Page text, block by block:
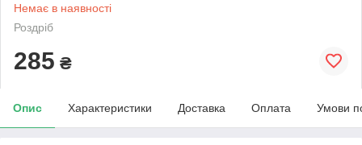
Немає в наявності
Роздріб
285 ₴
Опис Характеристики Доставка Оплата Умови